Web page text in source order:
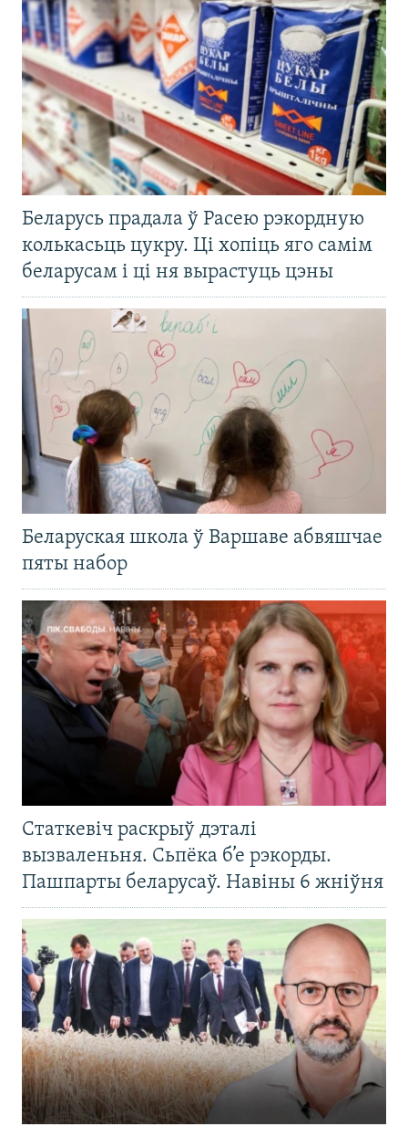
Беларусь прадала ў Расею рэкордную
колькасьць цукру. Ці хопіць яго самім
беларусам і ці ня вырастуць цэны
Беларуская школа ў Варшаве абвяшчае
пяты набор
Статкевіч раскрыў дэталі
вызваленьня. Сьпёка б’е рэкорды.
Пашпарты беларусаў. Навіны 6 жніўня